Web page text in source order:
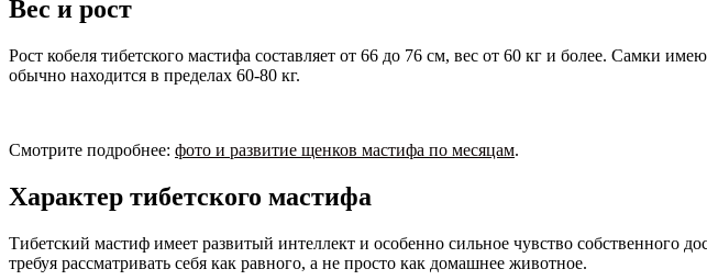
Вес и рост
Рост кобеля тибетского мастифа составляет от 66 до 76 см, вес от 60 кг и более. Самки
обычно находится в пределах 60-80 кг.
Смотрите подробнее: фото и развитие щенков мастифа по месяцам.
Характер тибетского мастифа
Тибетский мастиф имеет развитый интеллект и особенно сильное чувство собственного
требуя рассматривать себя как равного, а не просто как домашнее животное.